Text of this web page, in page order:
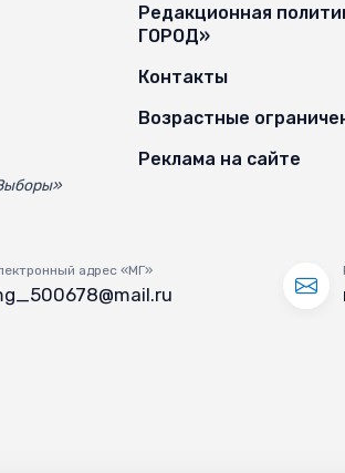
Редакционная
ГОРОД»
Контакты
Возрастные
Реклама на сайте
адрес «МГ»